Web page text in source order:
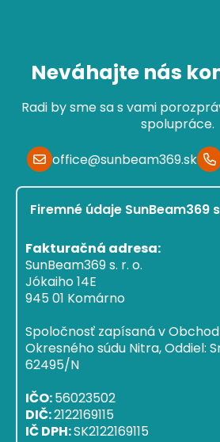
Neváhajte nás
Radi by sme sa s vami
spolupráce.
office@sunbeam369.sk
Firemné údaje SunBeam369
Fakturačná adresa:
SunBeam369 s. r. o.
Jókaiho 14E
945 01 Komárno
Spoločnosť zapísaná v
Okresného súdu Nitra, Oddiel:
62495/N
IČO:56023502
DIČ:2122169115
IČ DPH:SK2122169115